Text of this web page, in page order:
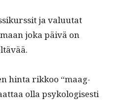
ja val­u­u­tat
joka päivä on
hin­ta rikkoo “maag­
olla psykol­o­gis­es­ti